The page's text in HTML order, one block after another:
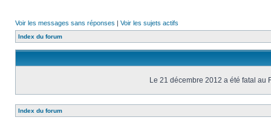
Voir les messages sans réponses | Voir les sujets actifs
Index du forum
Le 21 décembre 2012 a été fatal au
Index du forum